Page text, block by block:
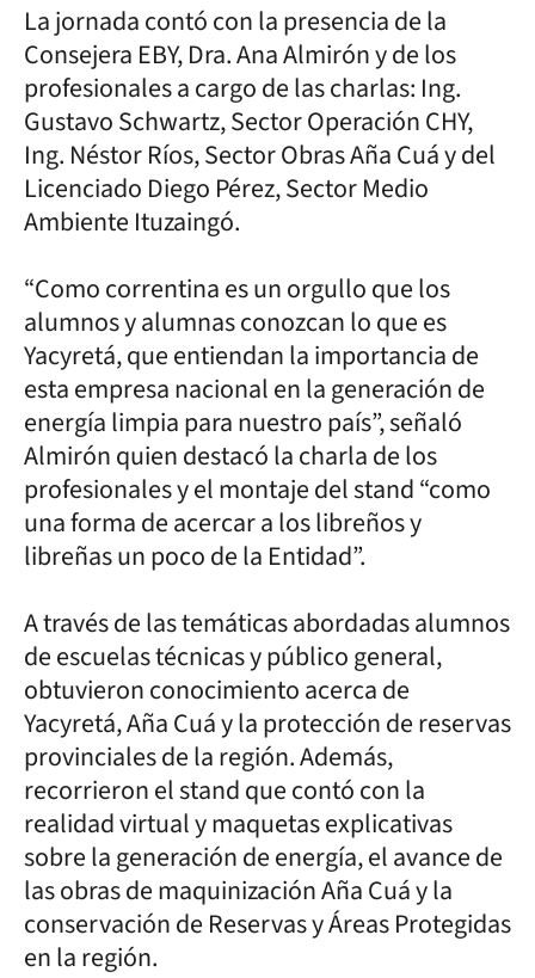
La jornada contó con la presencia de la
Consejera EBY, Dra. Ana Almirón y de los
profesionales a cargo de las charlas: Ing.
Gustavo Schwartz, Sector Operación CHY,
Ing. Néstor Ríos, Sector Obras Aña Cuá y del
Licenciado Diego Pérez, Sector Medio
Ambiente Ituzaingó.
“Como correntina es un orgullo que los
alumnos y alumnas conozcan lo que es
Yacyretá, que entiendan la importancia de
esta empresa nacional en la generación de
energía limpia para nuestro país”, señaló
Almirón quien destacó la charla de los
profesionales y el montaje del stand “como
una forma de acercar a los libreños y
libreñas un poco de la Entidad”.
A través de las temáticas abordadas alumnos
de escuelas técnicas y público general,
obtuvieron conocimiento acerca de
Yacyretá, Aña Cuá y la protección de reservas
provinciales de la región. Además,
recorrieron el stand que contó con la
realidad virtual y maquetas explicativas
sobre la generación de energía, el avance de
las obras de maquinización Aña Cuá y la
conservación de Reservas y Áreas Protegidas
en la región.